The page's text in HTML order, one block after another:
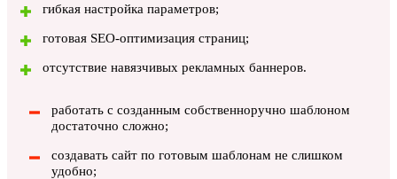
гибкая настройка параметров;
готовая SEO-оптимизация страниц;
отсутствие навязчивых рекламных баннеров.
работать с созданным собственноручно шаблоном
достаточно сложно;
создавать сайт по готовым шаблонам не слишком
удобно;